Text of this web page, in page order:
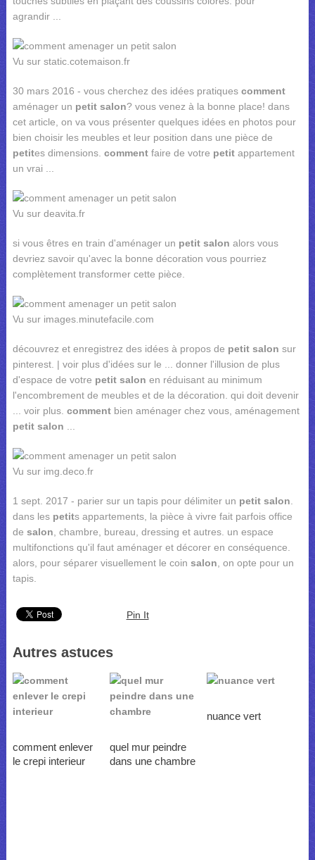
agrandir ...
Vu sur static.cotemaison.fr
30 mars 2016 - vous cherchez des idées pratiques comment
aménager un petit salon? vous venez à la bonne place! dans
cet article, on va vous présenter quelques idées en photos pour
bien choisir les meubles et leur position dans une pièce de
petites dimensions. commentfaire de votre petitappartement
un vrai ...
Vu sur deavita.fr
si vous êtres en train d'aménager un petit salon alors vous
devriez savoir qu'avec la bonne décoration vous pourriez
complètement transformer cette pièce.
Vu sur images.minutefacile.com
découvrez et enregistrez des idées à propos de petit salon sur
pinterest. | voir plus d'idées sur le ... donner l'illusion de plus
d'espace de votre petit salon en réduisant au minimum
l'encombrement de meubles et de la décoration. qui doit devenir
... voir plus. commentbien aménager chez vous, aménagement
petit salon
Vu sur img.deco.fr
1 sept. 2017 - parier sur un tapis pour délimiter un petit salon
dans les petits appartements, la pièce à vivre fait parfois office
de salon , chambre, bureau, dressing et autres. un espace
multifonctions qu'il faut aménager et décorer en conséquence.
alors, pour séparer visuellement le coin salon , on opte pour un
tapis.
Pin It
Autres astuces
comment enlever
le crepi interieur
quel mur peindre
dans une chambre
nuance vert